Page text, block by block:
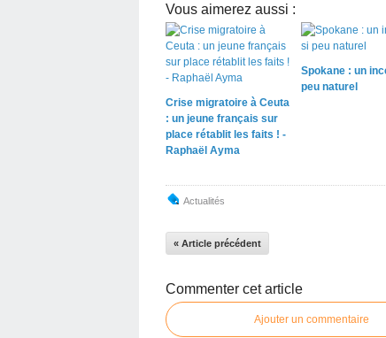
Vous aimerez aussi :
Crise migratoire à Ceuta
: un jeune français sur
place rétablit les faits ! -
Raphaël Ayma
Spokane : un
peu naturel
Actualités
« Article précédent
Commenter cet article
Ajouter un commentaire